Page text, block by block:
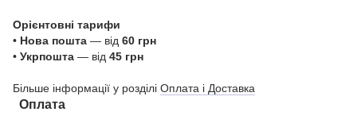
Орієнтовні тарифи
• Нова пошта — від 60 грн
• Укрпошта — від 45 грн
Більше інформації у розділі Оплата і Доставка
Оплата